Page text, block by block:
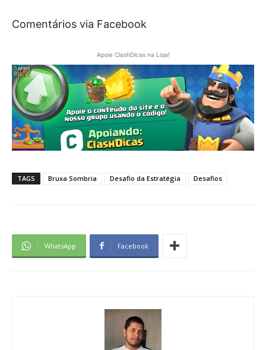
Comentários via Facebook
Apoie ClashDicas na Loja!
TAGS Bruxa Sombria Desafio da Estratégia Desafios
WhatsApp Facebook